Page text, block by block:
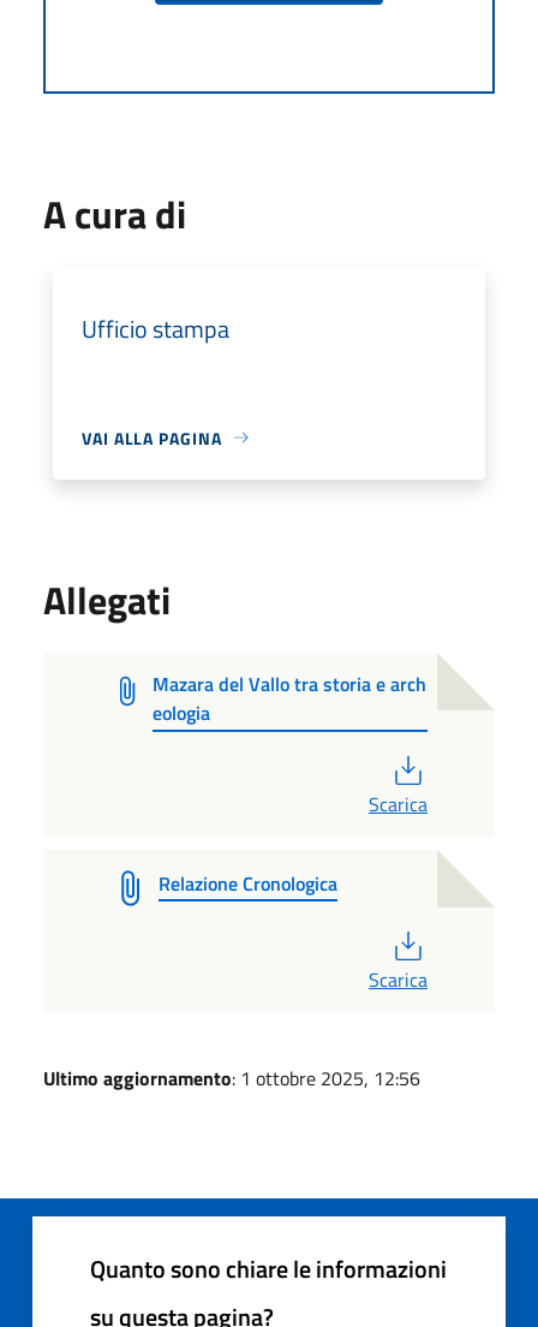
A cura di
Ufficio stampa
VAI ALLA PAGINA
Allegati
Mazara del Vallo tra storia e arch
eologia
Scarica
Relazione Cronologica
Scarica
Ultimo aggiornamento: 1 ottobre 2025, 12:56
Quanto sono chiare le informazioni
su questa pagina?